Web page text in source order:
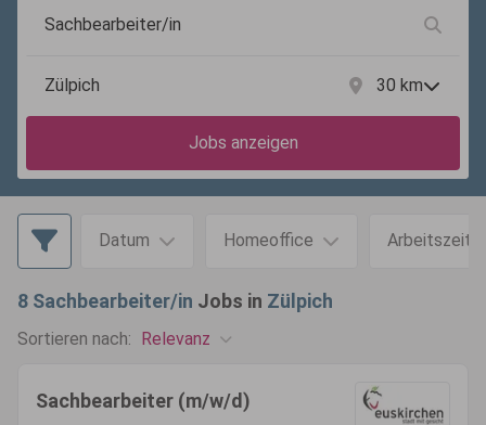
30 km
Jobs anzeigen
Datum Homeoffice Arbeitszeit
8 Sachbearbeiter/in Jobs in Zülpich
Sortieren nach: Relevanz
Sachbearbeiter (m/w/d)